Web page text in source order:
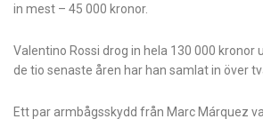
in mest – 45 000 kronor.
Valentino Rossi drog in hela 130 000
de tio senaste åren har han samlat in över
Ett par armbågsskydd från Marc Márquez